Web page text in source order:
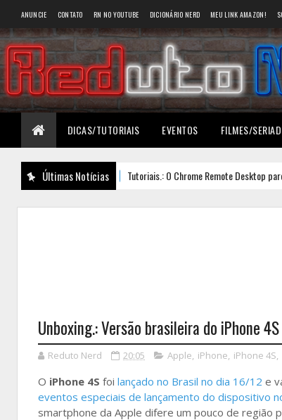
ANUNCIE CONTATO RN NO YOUTUBE DICIONÁRIO NERD MEU LINK AMAZON!
DICAS/TUTORIAIS EVENTOS FILMES/
Últimas Notícias
DESTAQUE Tutoriais.: O Chrome Remote Desktop parou de
Unboxing.: Versão brasileira do iPhone
Reduto Nerd 20:05 Apple, iPhone, iPhone 4S,
O iPhone 4S foi lançado no Brasil no dia 16/12 e
eventos especiais de lançamento do dispositivo
smartphone da Apple difere um pouco de região